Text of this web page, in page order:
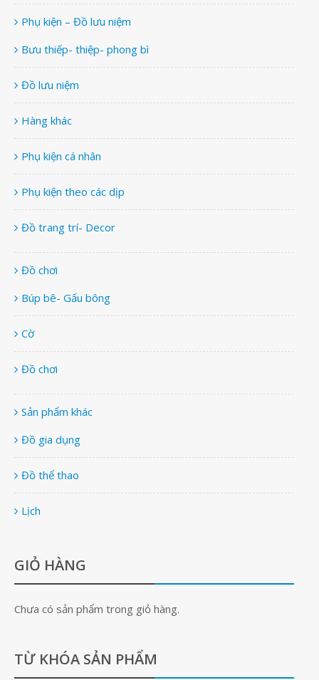
Phụ kiện – Đồ lưu niệm
Bưu thiếp- thiệp- phong bì
Đồ lưu niệm
Hàng khác
Phụ kiện cá nhân
Phụ kiện theo các dịp
Đồ trang trí- Decor
Đồ chơi
Búp bê- Gấu bông
Cờ
Đồ chơi
Sản phẩm khác
Đồ gia dụng
Đồ thể thao
Lịch
GIỎ HÀNG
Chưa có sản phẩm trong giỏ hàng.
TỪ KHÓA SẢN PHẨM